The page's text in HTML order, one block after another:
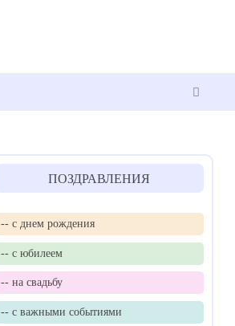
ПОЗДРАВЛЕНИЯ
-- с днем рождения
-- с юбилеем
-- на свадьбу
-- с важными событиями